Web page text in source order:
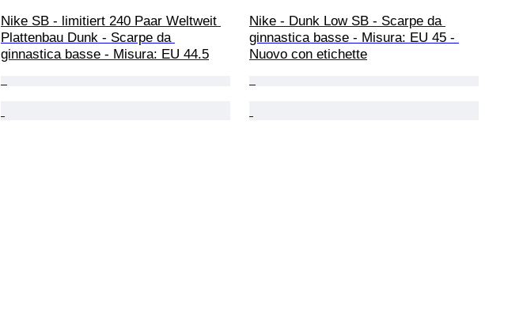
Nike SB - limitiert 240 Paar Weltweit
Plattenbau Dunk - Scarpe da
ginnastica basse - Misura: EU 44.5
Nike - Dunk Low SB - Scarpe da
ginnastica basse - Misura: EU 45 -
Nuovo con etichette